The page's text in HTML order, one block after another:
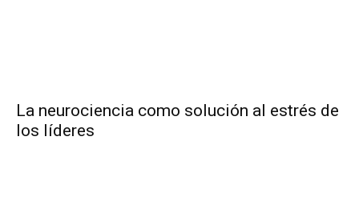
La neurociencia como solución al estrés de
los líderes